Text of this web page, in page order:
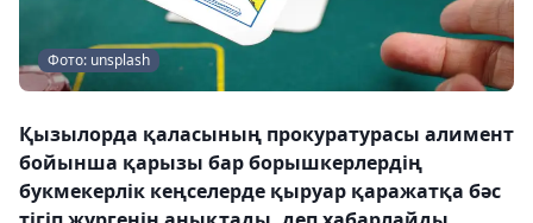
Фото: unsplash
Қызылорда қаласының прокуратурасы алимент
бойынша қарызы бар борышкерлердің
букмекерлік кеңселерде қыруар қаражатқа бәс